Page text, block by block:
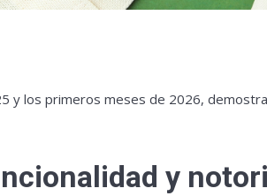
y los primeros meses de 2026,
y